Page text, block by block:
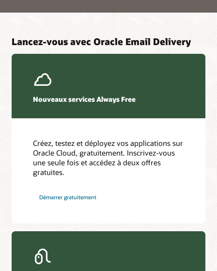
Lancez-vous avec Oracle Email Delivery
Nouveaux services Always Free
Créez, testez et déployez vos applications sur
Oracle Cloud, gratuitement. Inscrivez-vous
une seule fois et accédez à deux offres
gratuites.
Démarrer gratuitement